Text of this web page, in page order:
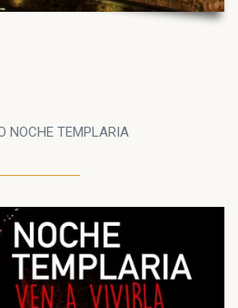
NOCHE TEMPLARIA